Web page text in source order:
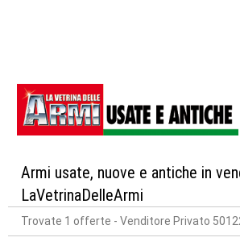
Armi usate, nuove e antiche in
LaVetrinaDelleArmi
Trovate 1 offerte - Venditore Privato